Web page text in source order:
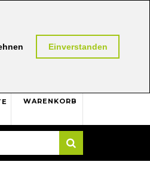
Einverstanden
Rückgaberecht
WARENKORB
0